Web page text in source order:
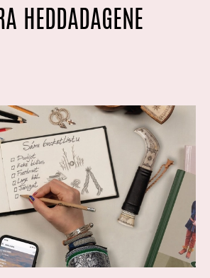
HEDDADAGENE